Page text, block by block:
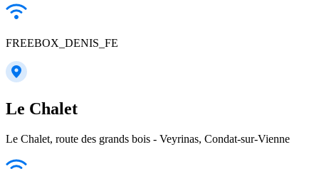
FREEBOX_DENIS_FE
Le Chalet
Le Chalet, route des grands bois - Veyrinas, Condat-sur-Vienne